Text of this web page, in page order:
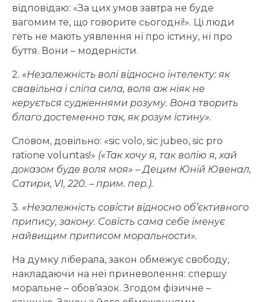
відповідаю: «За цих умов завтра не буде
вагомим те, що говорите сьогодні!». Ці люди
геть не мають уявлення ні про істину, ні про
буття. Вони – модерністи.
2. «Незалежність волі відносно інтелекту: як
свавільна і сліпа сила, воля аж ніяк не
керується судженнями розуму. Вона творить
благо достеменно так, як розум істину».
Словом, довільно: «sic volo, sic jubeo, sic pro
ratione voluntas!» («Так хочу я, так волію я, хай
доказом буде воля моя» – Децим Юній Ювенал,
Сатири, VI, 220. – прим. пер.).
3. «Незалежність совісти відносно об’єктивного
припису, закону. Совість сама себе іменує
найвищим приписом моральности».
На думку ліберала, закон обмежує свободу,
накладаючи на неї приневолення: спершу
моральне – обов’язок. Згодом фізичне –